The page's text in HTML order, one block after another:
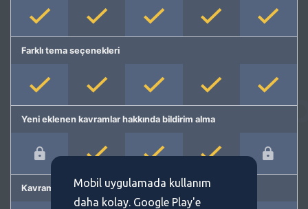
Farklı tema seçenekleri
Yeni eklenen kavramlar hakkında bildirim alma
Kavram önermeMobil uygulamada kullanım
daha kolay. Google Play'e